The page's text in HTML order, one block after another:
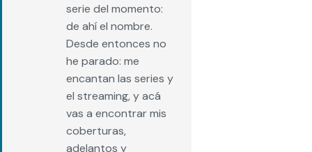
serie del momento:
de ahí el nombre.
Desde entonces no
he parado: me
encantan las series y
el streaming, y acá
vas a encontrar mis
coberturas,
adelantos y